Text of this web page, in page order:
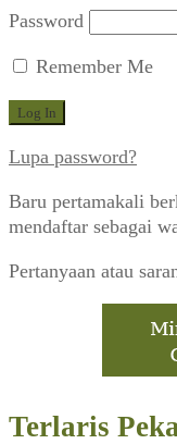
Password
Remember Me
Lupa password?
Baru pertamakali
mendaftar sebagai
Pertanyaan atau
Terlaris